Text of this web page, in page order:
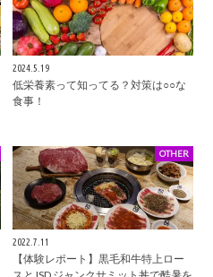
2024.5.19
低栄養素って知ってる？対策は○○な
食事！
OTHER
2022.7.11
【体験レポート】黒毛和牛特上ロー